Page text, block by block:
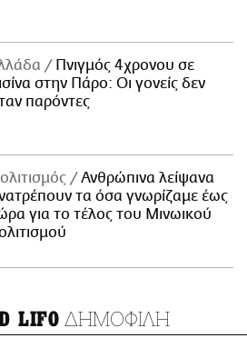
Πνιγμός 4χρονου σε
στην Πάρο: Οι γονείς δεν
παρόντες
Ανθρώπινα λείψανα
τα όσα γνωρίζαμε έως
για το τέλος του Μινωικού
LIFO ΔΗΜΟΦΙΛΗ